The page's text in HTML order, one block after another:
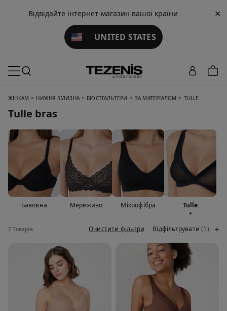
Відвідайте інтернет-магазин вашої країни
UNITED STATES
×
ЖІНКАМ > НИЖНЯ БІЛИЗНА > БЮСТГАЛЬТЕРИ > ЗА МАТЕРІАЛОМ > TULLE
Tulle bras
Бавовна Мереживо Мікрофібра Tulle
7 Товарів Очистити фільтри Відфільтрувати(1)